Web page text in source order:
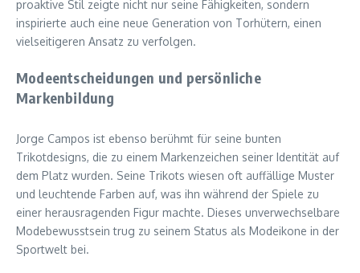
proaktive Stil zeigte nicht nur seine Fähigkeiten, sondern
inspirierte auch eine neue Generation von Torhütern, einen
vielseitigeren Ansatz zu verfolgen.
Modeentscheidungen und persönliche
Markenbildung
Jorge Campos ist ebenso berühmt für seine bunten
Trikotdesigns, die zu einem Markenzeichen seiner Identität auf
dem Platz wurden. Seine Trikots wiesen oft auffällige Muster
und leuchtende Farben auf, was ihn während der Spiele zu
einer herausragenden Figur machte. Dieses unverwechselbare
Modebewusstsein trug zu seinem Status als Modeikone in der
Sportwelt bei.